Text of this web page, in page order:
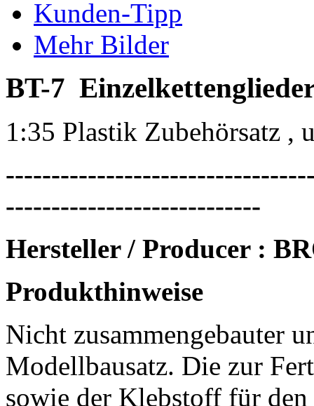
Kunden-Tipp
Mehr Bilder
BT-7
1:35 Plastik Zubehörsatz ,
----------------------------
Hersteller / Producer :
Produkthinweise
Nicht zusammengebauter
Modellbausatz. Die zur
sowie der Klebstoff für